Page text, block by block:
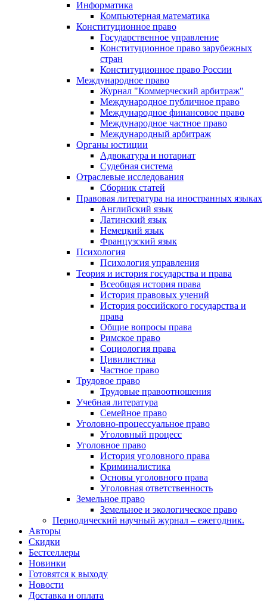
Информатика
Компьютерная математика
Конституционное право
Государственное управление
Конституционное право зарубежных
стран
Конституционное право России
Международное право
Журнал "Коммерческий арбитраж"
Международное публичное право
Международное финансовое право
Международное частное право
Международный арбитраж
Органы юстиции
Адвокатура и нотариат
Судебная система
Отраслевые исследования
Сборник статей
Правовая литература на иностранных языках
Английский язык
Латинский язык
Немецкий язык
Французский язык
Психология
Психология управления
Теория и история государства и права
Всеобщая история права
История правовых учений
История российского государства и
права
Общие вопросы права
Римское право
Социология права
Цивилистика
Частное право
Трудовое право
Трудовые правоотношения
Учебная литература
Семейное право
Уголовно-процессуальное право
Уголовный процесс
Уголовное право
История уголовного права
Криминалистика
Основы уголовного права
Уголовная ответственность
Земельное право
Земельное и экологическое право
Периодический научный журнал – ежегодник.
Авторы
Скидки
Бестселлеры
Новинки
Готовятся к выходу
Новости
Доставка и оплата